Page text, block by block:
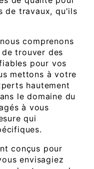
de travaux, qu'ils
comprenons
trouver des
pour vos
mettons à votre
hautement
le domaine du
à vous
qui
conçus pour
envisagiez